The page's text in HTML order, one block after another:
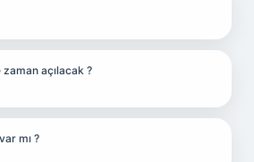
zaman açılacak ?
mı ?